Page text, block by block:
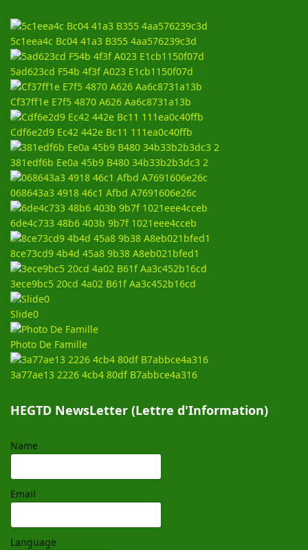
5c1eea4c Bc04 41a3 B355 4aa576239c3d
5ad623cd F54b 4f3f A023 E1cb1150f07d
Cf37ff1e E7f5 4870 A626 Aa6c8731a13b
Cdf6e2d9 Ec42 442e Bc11 111ea0c40ffb
381edf6b Ee0a 45b9 B480 34b33b2b3dc3 2
068643a3 4918 46c1 Afbd A7691606e26c
6de4c733 48b6 403b 9b7f 1021eee4cceb
8ce73cd9 4b4d 45a8 9b38 A8eb021bfed1
3ece9bc5 20cd 4a02 B61f Aa3c452b16cd
Slide0
Photo De Famille
3a77ae13 2226 4cb4 80df B7abbce4a316
HEGTD NewsLetter (Lettre d'Information)
Name
Email
Language